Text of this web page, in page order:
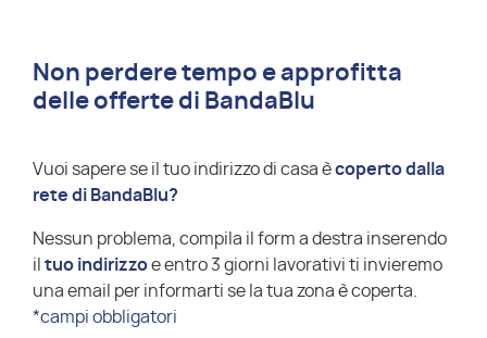
Non perdere tempo e approfitta
delle offerte di BandaBlu
Vuoi sapere se il tuo indirizzo di casa ècoperto dalla
rete di BandaBlu?
Nessun problema, compila il form a destra inserendo
il tuo indirizzoe entro 3 giorni lavorativi ti invieremo
una email per informarti se la tua zona è coperta.
*campi obbligatori